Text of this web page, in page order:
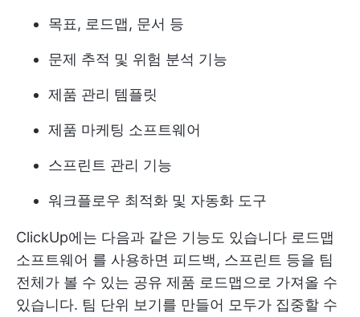
목표, 로드맵, 문서 등
문제 추적 및 위험 분석 기능
제품 관리 템플릿
제품 마케팅 소프트웨어
스프린트 관리 기능
워크플로우 최적화 및 자동화 도구
ClickUp에는 다음과 같은 기능도 있습니다 로드맵
소프트웨어 를 사용하면 피드백, 스프린트 등을 팀
전체가 볼 수 있는 공유 제품 로드맵으로 가져올 수
있습니다. 팀 단위 보기를 만들어 모두가 집중할 수